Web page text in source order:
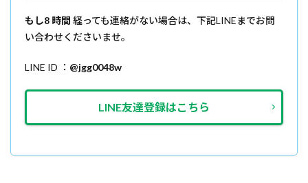
もし8 時間 経っても連絡がない場合は、下記LINEまでお問
い合わせくださいませ。
LINE ID ： @jgg0048w
LINE友達登録はこちら